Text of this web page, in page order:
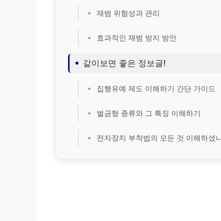
재범 위험성과 관리
효과적인 재범 방지 방안
같이보면 좋은 정보글!
집행유예 제도 이해하기 간단 가이드
벌금형 종류와 그 특징 이해하기
전자장치 부착법의 모든 것 이해하셨